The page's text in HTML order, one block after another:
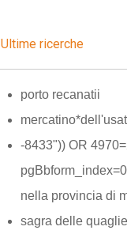
Ultime ricerche
porto recanatii
-8433")) OR
nella provincia di
sagra delle